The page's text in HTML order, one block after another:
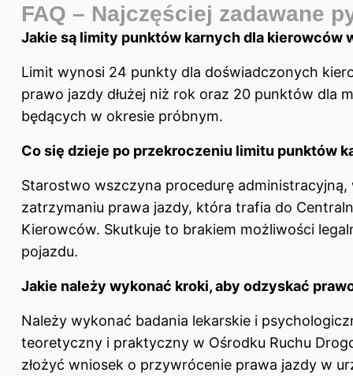
FAQ – Najczęściej zadawane
Jakie są limity punktów karnych dla kierowców
Limit wynosi 24 punkty dla doświadczonych
prawo jazdy dłużej niż rok oraz 20 punktów dla
będących w okresie próbnym.
Co się dzieje po przekroczeniu limitu punktów
Starostwo wszczyna procedurę administracyjną,
zatrzymaniu prawa jazdy, która trafia do
Kierowców. Skutkuje to brakiem możliwości
pojazdu.
Jakie należy wykonać kroki, aby odzyskać
Należy wykonać badania lekarskie i
teoretyczny i praktyczny w Ośrodku Ruchu
złożyć wniosek o przywrócenie prawa jazdy w